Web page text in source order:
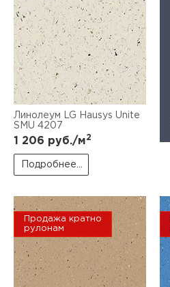
Линолеум LG Hausys Unite
SMU 4207
1 206 руб./м2
Подробнее...
Продажа кратно
рулонам